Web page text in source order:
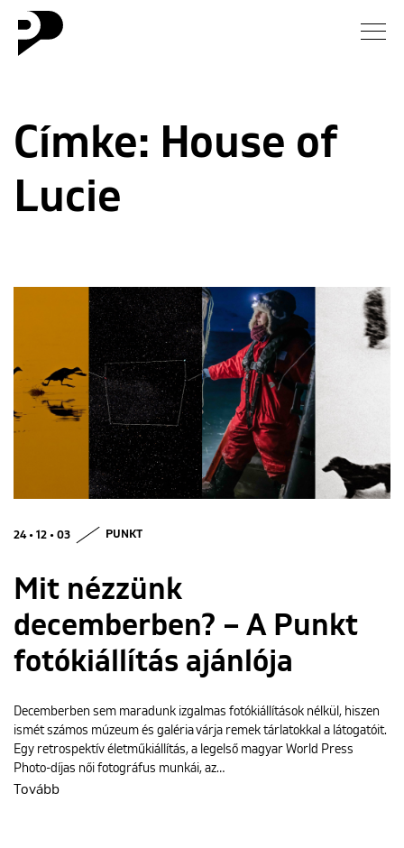
Galéria
Rólunk
ENGLISH
Címke: House of
Lucie
24 • 12 • 03 PUNKT
Mit nézzünk
decemberben? – A Punkt
fotókiállítás ajánlója
Decemberben sem maradunk izgalmas fotókiállítások nélkül, hiszen
ismét számos múzeum és galéria várja remek tárlatokkal a látogatóit.
Egy retrospektív életműkiállítás, a legelső magyar World Press
Photo-díjas női fotográfus munkái, az…
Tovább